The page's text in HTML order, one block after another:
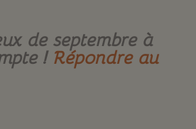
de septembre à
!Répondre au